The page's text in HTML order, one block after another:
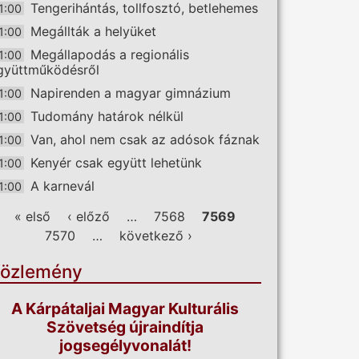
Tengerihántás, tollfosztó, betlehemes
Megállták a helyüket
Megállapodás a regionális
Napirenden a magyar gimnázium
Tudomány határok nélkül
Van, ahol nem csak az adósok fáznak
Kenyér csak együtt lehetünk
A karnevál
Oldalak
« első ‹ előző … 7568
7569
7570
… következő ›
A Kárpátaljai Magyar Kulturális
Szövetség újraindítja
jogsegélyvonalát!